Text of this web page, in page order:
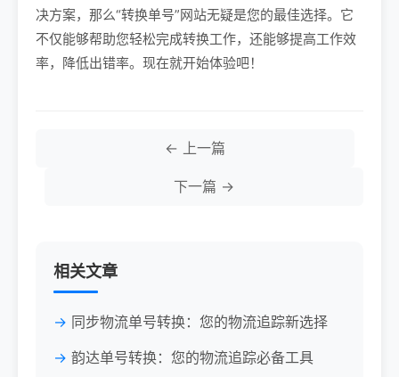
决方案，那么“转换单号”网站无疑是您的最佳选择。它
不仅能够帮助您轻松完成转换工作，还能够提高工作效
率，降低出错率。现在就开始体验吧！
← 上一篇
下一篇 →
相关文章
同步物流单号转换：您的物流追踪新选择
韵达单号转换：您的物流追踪必备工具